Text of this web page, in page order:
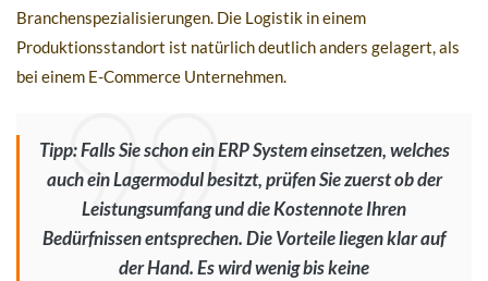
Branchenspezialisierungen. Die Logistik in einem
Produktionsstandort ist natürlich deutlich anders gelagert, als
bei einem E-Commerce Unternehmen.
Tipp: Falls Sie schon ein ERP System einsetzen, welches
auch ein Lagermodul besitzt, prüfen Sie zuerst ob der
Leistungsumfang und die Kostennote Ihren
Bedürfnissen entsprechen. Die Vorteile liegen klar auf
der Hand. Es wird wenig bis keine